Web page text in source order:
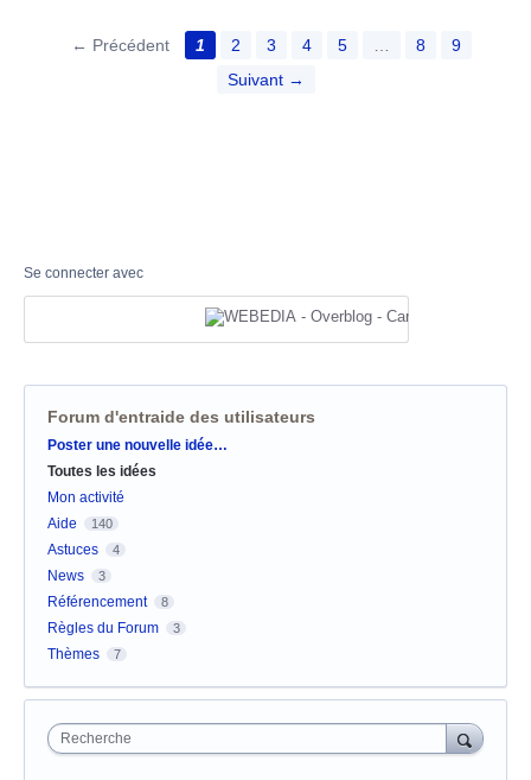
← Précédent 1 2 3 4 5 … 8
9
Suivant →
Se connecter avec
Forum d'entraide des utilisateurs
Catégories
Poster une nouvelle idée…
Toutes les idées
Mon activité
Aide
140
Astuces 4
News 3
Référencement 8
Règles du Forum 3
Thèmes 7
Recherche